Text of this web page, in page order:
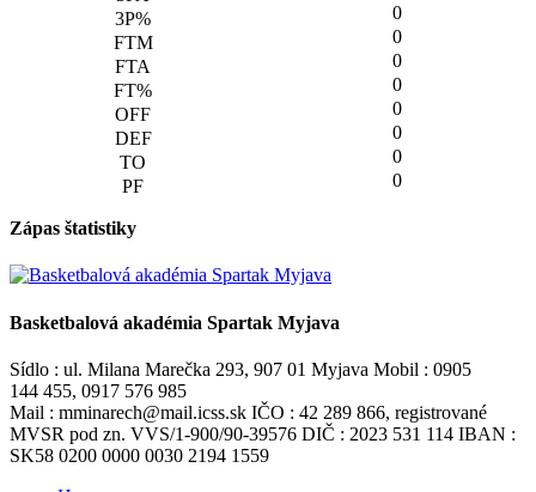
0
0
0
0
0
0
0
0
Zápas štatistiky
Basketbalová akadémia Spartak Myjava
Sídlo : ul. Milana Marečka 293, 907 01 Myjava Mobil : 0905
144 455, 0917 576 985
Mail : mminarech@mail.icss.sk IČO : 42 289 866, registrované
MVSR pod zn. VVS/1-900/90-39576 DIČ : 2023 531 114 IBAN :
SK58 0200 0000 0030 2194 1559